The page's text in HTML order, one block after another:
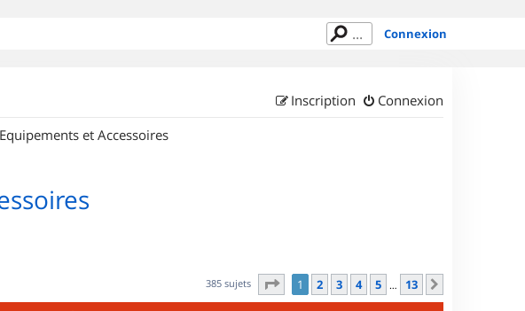
Connexion
Connexion
Inscription
Equipements et Accessoires
385 sujets Page sur13
1 2 3 4 5 … 13